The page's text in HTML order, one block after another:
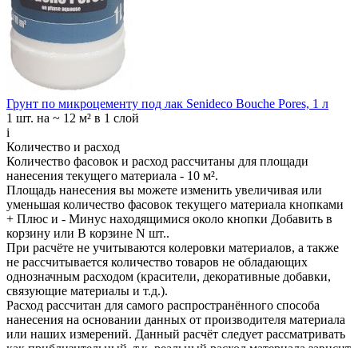
Грунт по микроцементу под лак Senideco Bouche Pores, 1 л
1 шт. на ~ 12 м² в 1 слой
i
Количество и расход
Количество фасовок и расход рассчитаны для площади
нанесения текущего материала - 10 м².
Площадь нанесения вы можете изменить увеличивая или
уменьшая количество фасовок текущего материала кнопками
+ Плюс и - Минус находящимися около кнопки Добавить в
корзину или В корзине N шт..
При расчёте не учитываются колеровки материалов, а также
не рассчитывается количество товаров не обладающих
однозначным расходом (красители, декоративные добавки,
связующие материалы и т.д.).
Расход рассчитан для самого распространённого способа
нанесения на основании данных от производителя материала
или наших измерений. Данный расчёт следует рассматривать